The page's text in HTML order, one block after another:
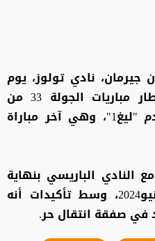
نادي تولوز، يوم
الأحد المقبل، وذلك في إطار مباريات الجولة 33 من
الدوري الفرنسي لكرة القدم "ليغ1"، وهي آخر مباراة
مع النادي الباريسي بنهاية
الموسم الجاري في 30 يونيو2024، وسط تأكيدات أنه
في صفقة انتقال حر.